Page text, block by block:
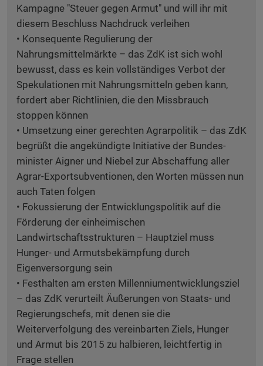
Kampagne "Steuer gegen Armut" und will ihr mit
diesem Beschluss Nachdruck verleihen
• Konsequente Regulierung der
Nahrungsmittelmärkte – das ZdK ist sich wohl
bewusst, dass es kein vollständiges Verbot der
Spekulationen mit Nahrungsmitteln geben kann,
fordert aber Richtlinien, die den Missbrauch
stoppen können
• Umsetzung einer gerechten Agrarpolitik – das ZdK
begrüßt die angekündigte Initiative der Bundes-
minister Aigner und Niebel zur Abschaffung aller
Agrar-Exportsubventionen, den Worten müssen nun
auch Taten folgen
• Fokussierung der Entwicklungspolitik auf die
Förderung der einheimischen
Landwirtschaftsstrukturen – Hauptziel muss
Hunger- und Armutsbekämpfung durch
Eigenversorgung sein
• Festhalten am ersten Millenniumentwicklungsziel
– das ZdK verurteilt Äußerungen von Staats- und
Regierungschefs, mit denen sie die
Weiterverfolgung des vereinbarten Ziels, Hunger
und Armut bis 2015 zu halbieren, leichtfertig in
Frage stellen